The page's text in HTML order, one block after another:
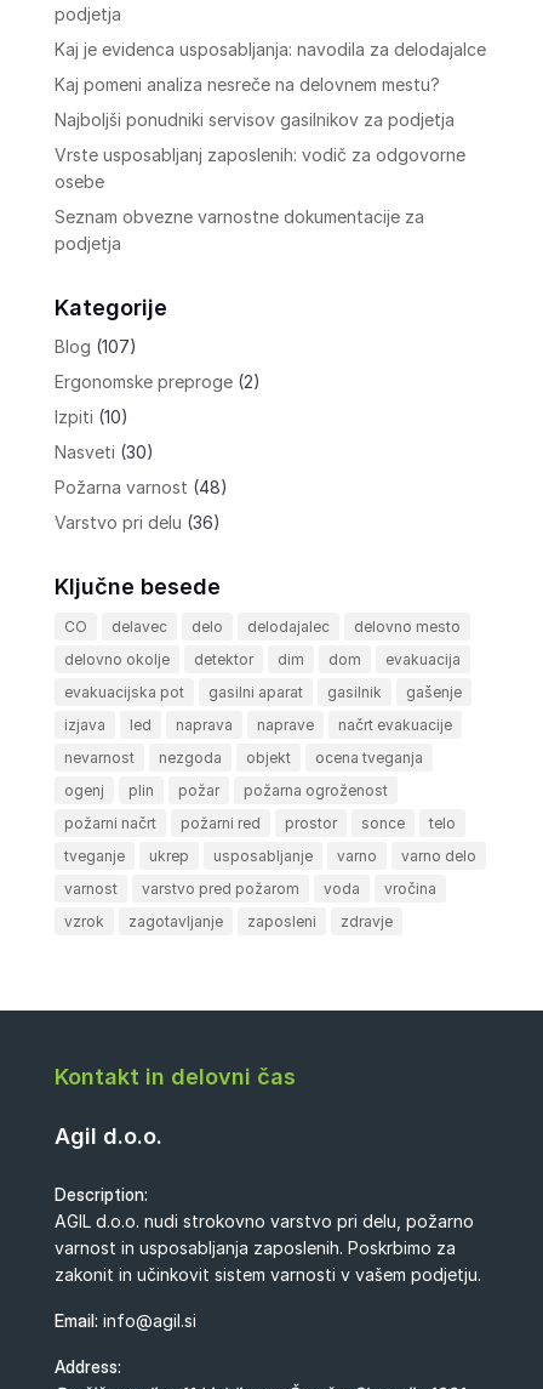
podjetja
Kaj je evidenca usposabljanja: navodila za delodajalce
Kaj pomeni analiza nesreče na delovnem mestu?
Najboljši ponudniki servisov gasilnikov za podjetja
Vrste usposabljanj zaposlenih: vodič za odgovorne
osebe
Seznam obvezne varnostne dokumentacije za
podjetja
Kategorije
Blog (107)
Ergonomske preproge(2)
Izpiti (10)
Nasveti (30)
Požarna varnost (48)
Varstvo pri delu (36)
Ključne besede
CO delavec delo delodajalec
delovno mesto
delovno okolje
detektor dim dom
evakuacija
evakuacijska pot
gasilni aparat gasilnik
gašenje
izjava
led naprava naprave
načrt evakuacije
nevarnost
nezgoda objekt
ocena tveganja
ogenj
plin požar
požarna ogroženost
požarni načrt
požarni red prostor sonce
telo
tveganje
ukrep usposabljanje varno
varno delo
varnost
varstvo pred požarom voda
vročina
vzrok
zagotavljanje zaposleni zdravje
Kontakt in delovni čas
Agil d.o.o.
Description:
AGIL d.o.o. nudi strokovno varstvo pri delu, požarno
varnost in usposabljanja zaposlenih. Poskrbimo za
zakonit in učinkovit sistem varnosti v vašem podjetju.
Email: info@agil.si
Address: